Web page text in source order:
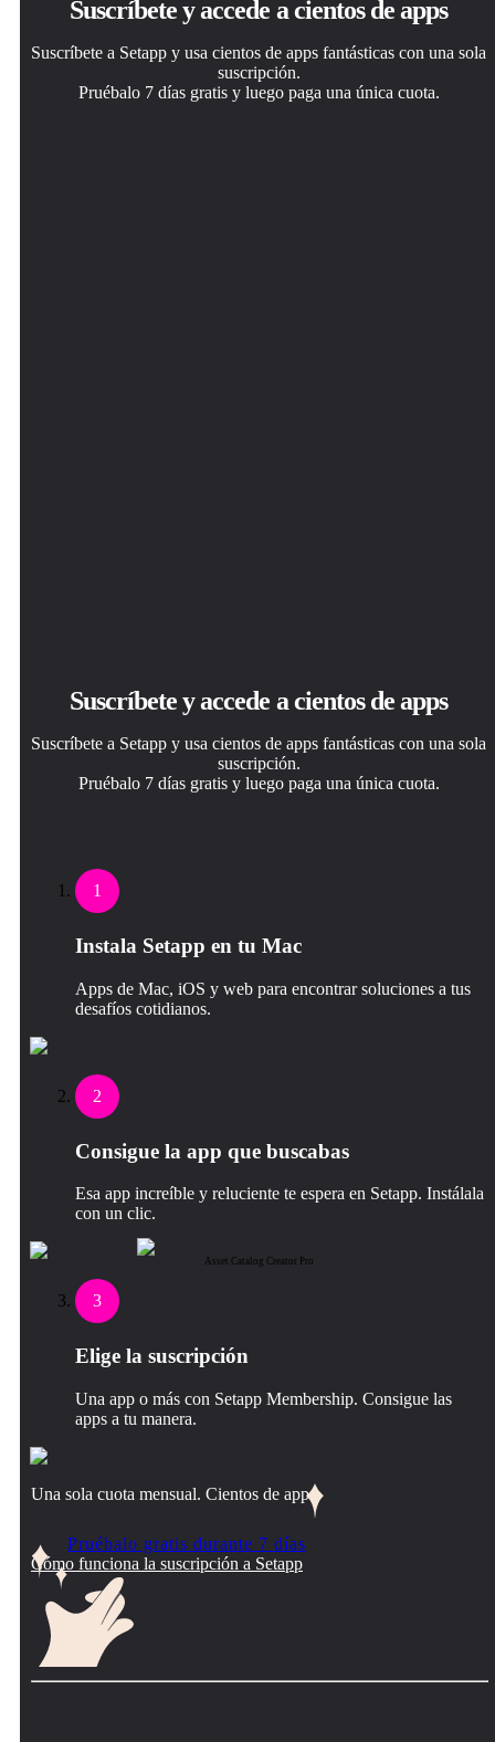
Suscríbete y accede a cientos de apps
Suscríbete a Setapp y usa cientos de apps fantásticas con una sola
suscripción.
Pruébalo 7 días gratis y luego paga una única cuota.
Suscríbete y accede a cientos de apps
Suscríbete a Setapp y usa cientos de apps fantásticas con una sola
suscripción.
Pruébalo 7 días gratis y luego paga una única cuota.
1
Instala Setapp en tu Mac
Apps de Mac, iOS y web para encontrar soluciones a tus
desafíos cotidianos.
2
Consigue la app que buscabas
Esa app increíble y reluciente te espera en Setapp. Instálala
con un clic.
Asset Catalog Creator Pro
3
Elige la suscripción
Una app o más con Setapp Membership. Consigue las
apps a tu manera.
Una sola cuota mensual. Cientos de apps.
Pruébalo gratis durante 7 días
Cómo funciona la suscripción a Setapp